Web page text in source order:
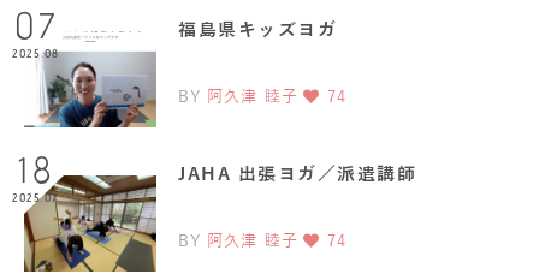
07
2025.08
福島県キッズヨガ
BY 阿久津 睦子 74
18
2025.07
JAHA 出張ヨガ／派遣講師
BY 阿久津 睦子 74